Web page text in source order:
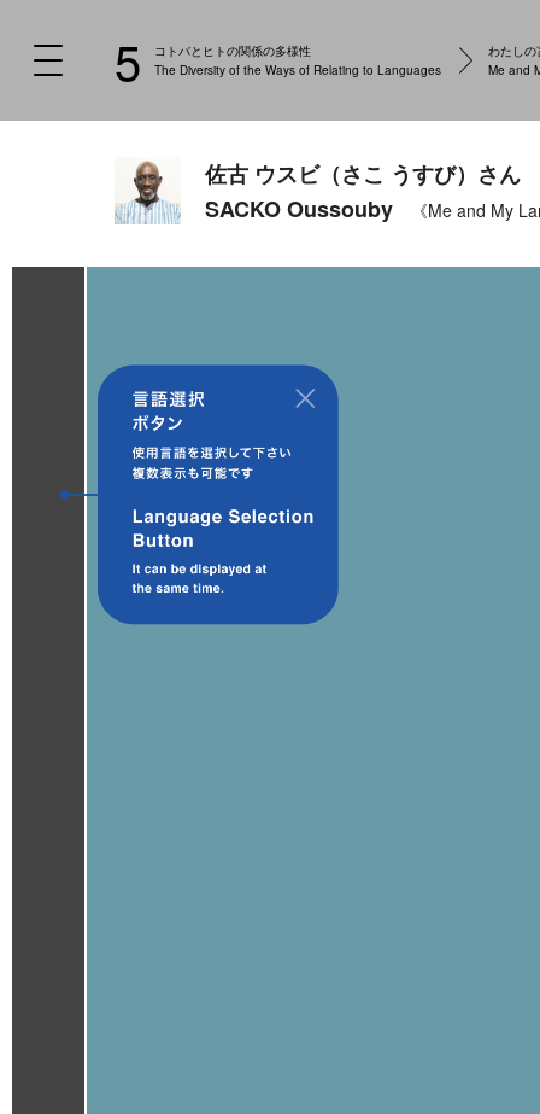
5
コトバとヒトの関係の多様性
The Diversity of the Ways of Relating to Languages
わたしの
Me and
佐古 ウスビ（さこ うすび）さん
SACKO Oussouby 《Me and My